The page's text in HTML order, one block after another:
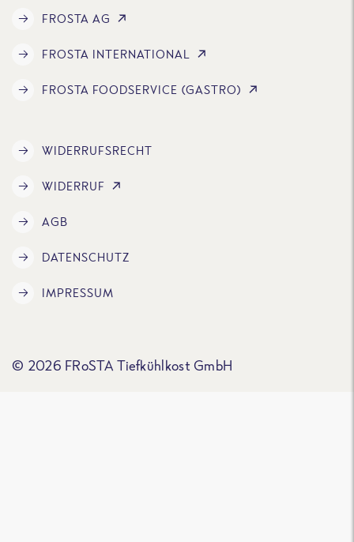
FROSTA AG
FROSTA INTERNATIONAL
FROSTA FOODSERVICE (GASTRO)
WIDERRUFSRECHT
WIDERRUF
AGB
DATENSCHUTZ
IMPRESSUM
© 2026 FRoSTA Tiefkühlkost GmbH